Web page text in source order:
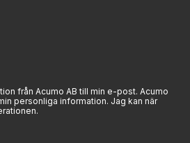
från Acumo AB till min e-post. Acumo
personliga information. Jag kan när